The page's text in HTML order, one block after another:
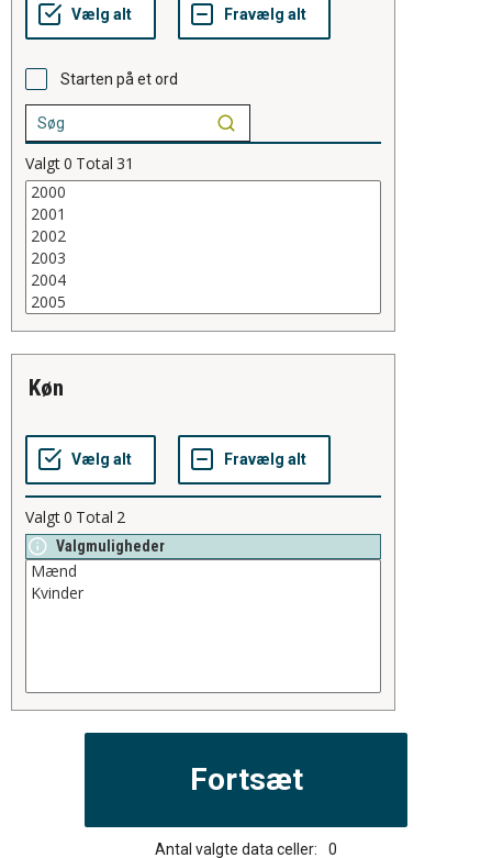
Starten på et ord
Valgt0 Total 31
køn
Valgt0 Total 2
Valgmuligheder
Antal valgte data celler: 0